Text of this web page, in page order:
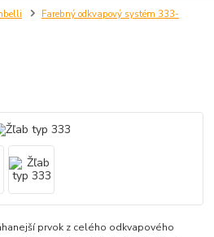
Farebný odkvapový systém 333-
prvok z celého odkvapového